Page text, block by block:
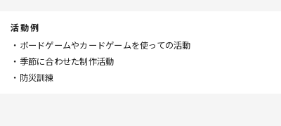
活動例
・ボードゲームやカードゲームを使っての活動
・季節に合わせた制作活動
・防災訓練
認知・行動